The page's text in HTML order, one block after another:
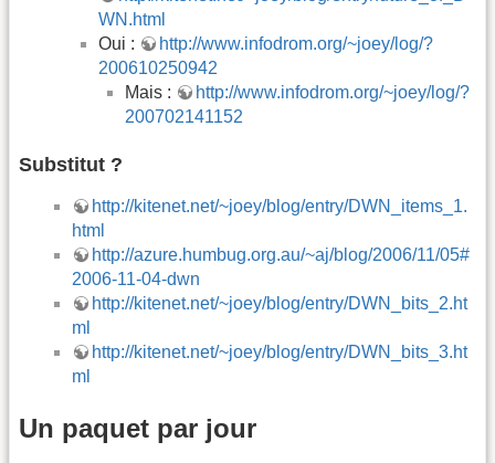
WN.html
Oui :
http://www.infodrom.org/~joey/log/?
200610250942
Mais :
http://www.infodrom.org/~joey/log/?
200702141152
Substitut ?
http://kitenet.net/~joey/blog/entry/DWN_items_1.
html
http://azure.humbug.org.au/~aj/blog/2006/11/05#
2006-11-04-dwn
http://kitenet.net/~joey/blog/entry/DWN_bits_2.ht
ml
http://kitenet.net/~joey/blog/entry/DWN_bits_3.ht
ml
Un paquet par jour